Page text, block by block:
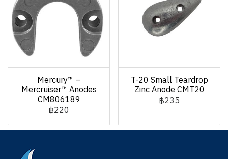
Mercury™ –
Mercruiser™ Anodes
CM806189
฿220
T-20 Small Teardrop
Zinc Anode CMT20
฿235